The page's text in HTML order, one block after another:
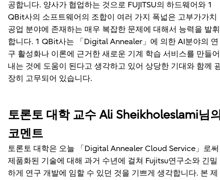
공합니다. 양사가 협업하는 것으로 FUJITSU의 하드웨어와 1
QBit사의 소프트웨어의 조합이 여러 가지 폭넓은 고부가가치
공업 분야에 존재하는 매우 복잡한 문제에 대해서 능력을 발휘
합니다. 1 QBit사는 「Digital Annealer」에 의한 AI분야의 연
구 활성화나 이론에 근거한 새로운 기계 학습 서비스를 만들어
내는 것에 도움이 된다고 생각하고 있어 상당한 기대와 함께
장히 고무되어 있습니다.
토론토 대학 교수 Ali Sheikholeslami님
코멘트
토론토 대학은 오늘 「Digital Annealer Cloud Service」로써
제품화된 기술에 대해 과거 수년에 걸쳐 Fujitsu연구소와 긴밀
하게 연구 개발에 임할 수 있던 것을 기쁘게 생각합니다. 본 제